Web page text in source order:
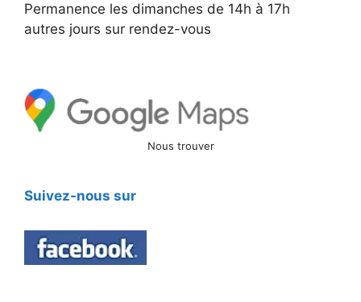
Permanence les dimanches de 14h à 17h
autres jours sur rendez-vous
Nous trouver
Suivez-nous sur